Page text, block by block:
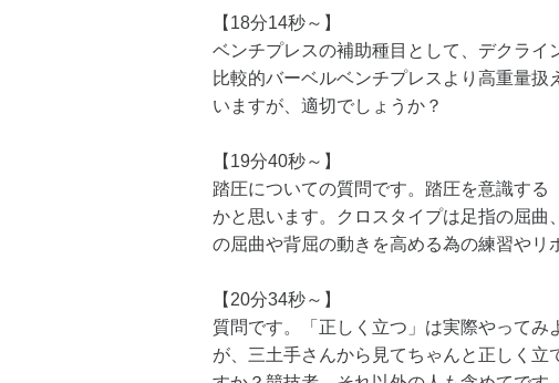
【18分14秒～】
ベンチプレスの補助種目として、デクライ
比較的バーベルベンチプレスより高重量扱
いますが、適切でしょうか？
【19分40秒～】
踏圧についての質問です。踏圧を意識する
かと思います。クロスタイプは足指の屈曲
の屈曲や背屈の動きを高める為の練習やリ
【20分34秒～】
質問です。「正しく立つ」は実際やってみ
が、三土手さんから見てちゃんと正しく立